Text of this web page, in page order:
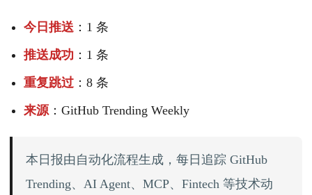
今日推送 ：1 条
推送成功 ：1 条
重复跳过 ：8 条
来源：GitHub Trending Weekly
本日报由自动化流程生成，每日追踪 GitHub
Trending、AI Agent、MCP、Fintech 等技术动